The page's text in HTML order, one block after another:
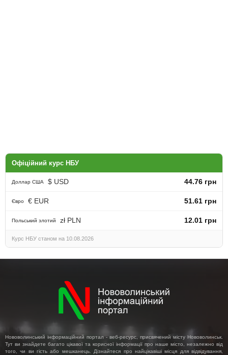
Офіційний курс НБУ
Доллар США $ USD 44.76 грн
Євро € EUR 51.61 грн
Польський злотий zł PLN 12.01 грн
Курс НБУ станом на 10.08.2026
Нововолинський інформаційний портал - веб-ресурс, присвячений місту Нововолинськ.
Тут ви знайдете багато цікавої та корисної інформації про наше місто, незалежно від
того, чи ви гість або мешканець. Дізнайтеся про найцікавіші місця для відвідування,